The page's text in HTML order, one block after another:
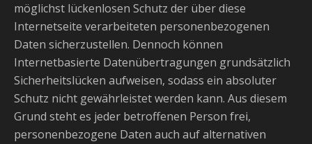
möglichst lückenlosen Schutz der über diese
Internetseite verarbeiteten personenbezogenen
Daten sicherzustellen. Dennoch können
Internetbasierte Datenübertragungen grundsätzlich
Sicherheitslücken aufweisen, sodass ein absoluter
Schutz nicht gewährleistet werden kann. Aus diesem
Grund steht es jeder betroffenen Person frei,
personenbezogene Daten auch auf alternativen